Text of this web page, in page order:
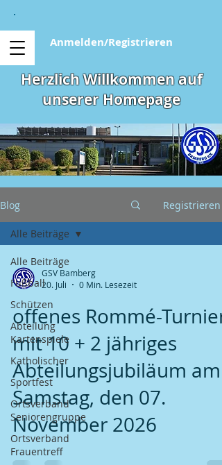
Anmelden/Registrieren
Herzlich Willkommen auf
unserer Homepage
Blog Registrieren
Alle Beiträge
Fußball
Schützen
Abteilung
Kartenspiele
Katholischer
Sportfest
Ortsverband
Seniorengruppe
Ortsverband
Frauentreff
Alle Beiträge
GSV Bamberg
20. Juli
0 Min. Lesezeit
offenes Rommé-Turnier
mit 10 + 2 jähriges
Abteilungsjubiläum am
Samstag, den 07.
November 2026